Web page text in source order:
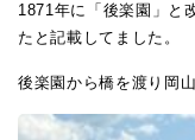
1871年に「後楽園」と
たと記載してました。
後楽園から橋を渡り岡